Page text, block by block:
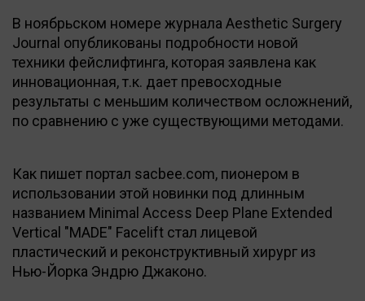
В ноябрьском номере журнала Aesthetic Surgery
Journal опубликованы подробности новой
техники фейслифтинга, которая заявлена как
инновационная, т.к. дает превосходные
результаты с меньшим количеством осложнений,
по сравнению с уже существующими методами.
Как пишет портал sacbee.com, пионером в
использовании этой новинки под длинным
названием Minimal Access Deep Plane Extended
Vertical "MADE" Facelift стал лицевой
пластический и реконструктивный хирург из
Нью-Йорка Эндрю Джаконо.